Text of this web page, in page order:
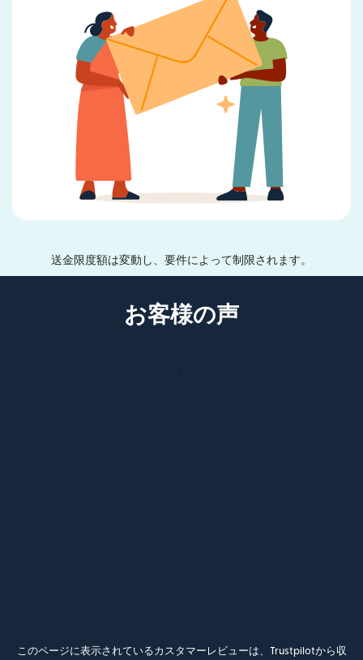
送金限度額は変動し、要件によって制限されます。
お客様の声
このページに表示されているカスタマーレビューは、Trustpilotから収